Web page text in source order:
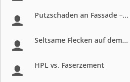
Putzschaden an Fassade –...
Seltsame Flecken auf dem...
HPL vs. Faserzement